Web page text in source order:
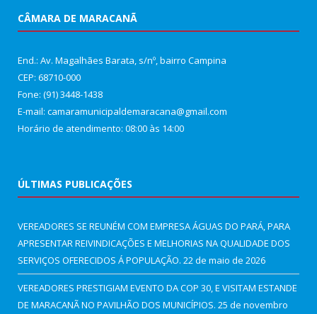
CÂMARA DE MARACANÃ
End.: Av. Magalhães Barata, s/nº, bairro Campina
CEP: 68710-000
Fone: (91) 3448-1438
E-mail: camaramunicipaldemaracana@gmail.com
Horário de atendimento: 08:00 às 14:00
ÚLTIMAS PUBLICAÇÕES
VEREADORES SE REUNÉM COM EMPRESA ÁGUAS DO PARÁ, PARA
APRESENTAR REIVINDICAÇÕES E MELHORIAS NA QUALIDADE DOS
SERVIÇOS OFERECIDOS Á POPULAÇÃO. 22 de maio de 2026
VEREADORES PRESTIGIAM EVENTO DA COP 30, E VISITAM ESTANDE
DE MARACANÃ NO PAVILHÃO DOS MUNICÍPIOS. 25 de novembro